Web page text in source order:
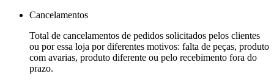
Cancelamentos
Total de cancelamentos de pedidos solicitados pelos clientes
ou por essa loja por diferentes motivos: falta de peças, produto
com avarias, produto diferente ou pelo recebimento fora do
prazo.